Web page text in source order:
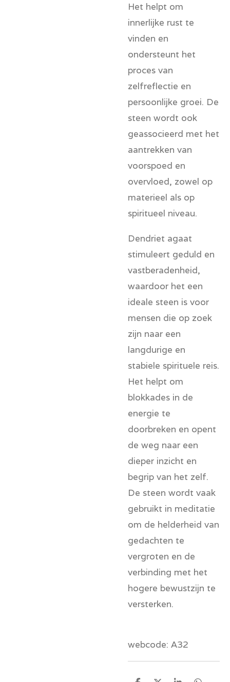
Het helpt om
innerlijke rust te
vinden en
ondersteunt het
proces van
zelfreflectie en
persoonlijke groei. De
steen wordt ook
geassocieerd met het
aantrekken van
voorspoed en
overvloed, zowel op
materieel als op
spiritueel niveau.
Dendriet agaat
stimuleert geduld en
vastberadenheid,
waardoor het een
ideale steen is voor
mensen die op zoek
zijn naar een
langdurige en
stabiele spirituele reis.
Het helpt om
blokkades in de
energie te
doorbreken en opent
de weg naar een
dieper inzicht en
begrip van het zelf.
De steen wordt vaak
gebruikt in meditatie
om de helderheid van
gedachten te
vergroten en de
verbinding met het
hogere bewustzijn te
versterken.
webcode: A32